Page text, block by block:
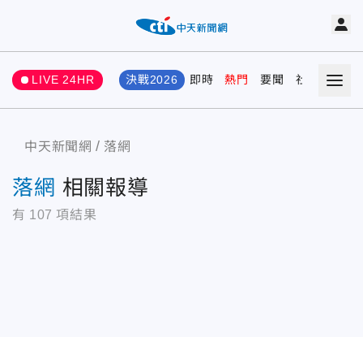
LIVE 24HR 決戰2026 即時 熱門 要聞 社會 娛樂
中天新聞網 落網
落網 相關報導
有 107 項結果